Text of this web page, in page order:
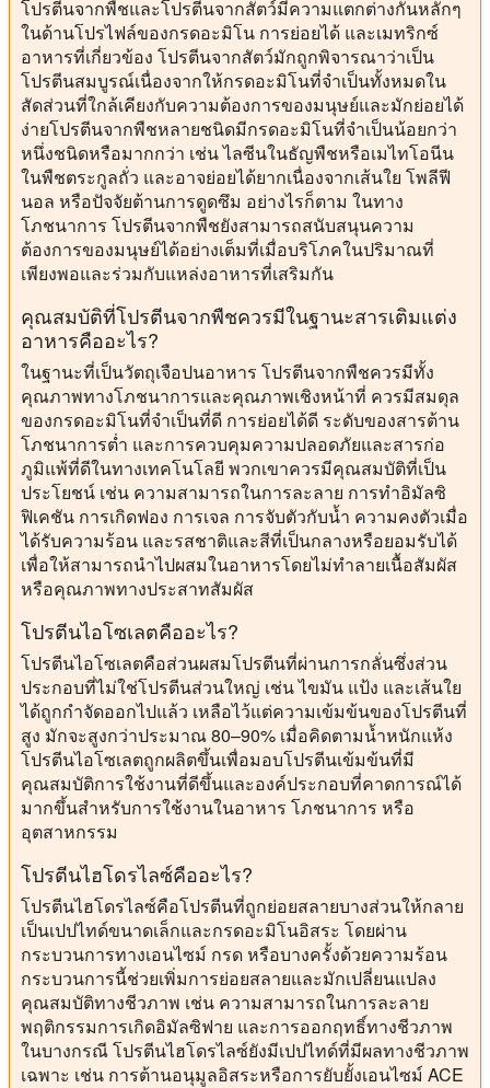
โปรตีนจากพืชและโปรตีนจากสัตว์มีความแตกต่างกันหลักๆ
ในด้านโปรไฟล์ของกรดอะมิโน การย่อยได้ และเมทริกซ์
อาหารที่เกี่ยวข้อง โปรตีนจากสัตว์มักถูกพิจารณาว่าเป็น
โปรตีนสมบูรณ์เนื่องจากให้กรดอะมิโนที่จำเป็นทั้งหมดใน
สัดส่วนที่ใกล้เคียงกับความต้องการของมนุษย์และมักย่อยได้
ง่ายโปรตีนจากพืชหลายชนิดมีกรดอะมิโนที่จำเป็นน้อยกว่า
หนึ่งชนิดหรือมากกว่า เช่น ไลซีนในธัญพืชหรือเมไทโอนีน
ในพืชตระกูลถั่ว และอาจย่อยได้ยากเนื่องจากเส้นใย โพลีฟี
นอล หรือปัจจัยต้านการดูดซึม อย่างไรก็ตาม ในทาง
โภชนาการ โปรตีนจากพืชยังสามารถสนับสนุนความ
ต้องการของมนุษย์ได้อย่างเต็มที่เมื่อบริโภคในปริมาณที่
เพียงพอและร่วมกับแหล่งอาหารที่เสริมกัน
คุณสมบัติที่โปรตีนจากพืชควรมีในฐานะสารเติมแต่ง
อาหารคืออะไร?
ในฐานะที่เป็นวัตถุเจือปนอาหาร โปรตีนจากพืชควรมีทั้ง
คุณภาพทางโภชนาการและคุณภาพเชิงหน้าที่ ควรมีสมดุล
ของกรดอะมิโนที่จำเป็นที่ดี การย่อยได้ดี ระดับของสารต้าน
โภชนาการต่ำ และการควบคุมความปลอดภัยและสารก่อ
ภูมิแพ้ที่ดีในทางเทคโนโลยี พวกเขาควรมีคุณสมบัติที่เป็น
ประโยชน์ เช่น ความสามารถในการละลาย การทำอิมัลซิ
ฟิเคชัน การเกิดฟอง การเจล การจับตัวกับน้ำ ความคงตัวเมื่อ
ได้รับความร้อน และรสชาติและสีที่เป็นกลางหรือยอมรับได้
เพื่อให้สามารถนำไปผสมในอาหารโดยไม่ทำลายเนื้อสัมผัส
หรือคุณภาพทางประสาทสัมผัส
โปรตีนไอโซเลตคืออะไร?
โปรตีนไอโซเลตคือส่วนผสมโปรตีนที่ผ่านการกลั่นซึ่งส่วน
ประกอบที่ไม่ใช่โปรตีนส่วนใหญ่ เช่น ไขมัน แป้ง และเส้นใย
ได้ถูกกำจัดออกไปแล้ว เหลือไว้แต่ความเข้มข้นของโปรตีนที่
สูง มักจะสูงกว่าประมาณ 80–90% เมื่อคิดตามน้ำหนักแห้ง
โปรตีนไอโซเลตถูกผลิตขึ้นเพื่อมอบโปรตีนเข้มข้นที่มี
คุณสมบัติการใช้งานที่ดีขึ้นและองค์ประกอบที่คาดการณ์ได้
มากขึ้นสำหรับการใช้งานในอาหาร โภชนาการ หรือ
อุตสาหกรรม
โปรตีนไฮโดรไลซ์คืออะไร?
โปรตีนไฮโดรไลซ์คือโปรตีนที่ถูกย่อยสลายบางส่วนให้กลาย
เป็นเปปไทด์ขนาดเล็กและกรดอะมิโนอิสระ โดยผ่าน
กระบวนการทางเอนไซม์ กรด หรือบางครั้งด้วยความร้อน
กระบวนการนี้ช่วยเพิ่มการย่อยสลายและมักเปลี่ยนแปลง
คุณสมบัติทางชีวภาพ เช่น ความสามารถในการละลาย
พฤติกรรมการเกิดอิมัลซิฟาย และการออกฤทธิ์ทางชีวภาพ
ในบางกรณี โปรตีนไฮโดรไลซ์ยังมีเปปไทด์ที่มีผลทางชีวภาพ
เฉพาะ เช่น การต้านอนุมูลอิสระหรือการยับยั้งเอนไซม์ ACE